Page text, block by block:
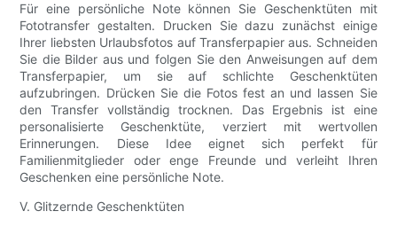
Für eine persönliche Note können Sie Geschenktüten mit
Fototransfer gestalten. Drucken Sie dazu zunächst einige
Ihrer liebsten Urlaubsfotos auf Transferpapier aus. Schneiden
Sie die Bilder aus und folgen Sie den Anweisungen auf dem
Transferpapier, um sie auf schlichte Geschenktüten
aufzubringen. Drücken Sie die Fotos fest an und lassen Sie
den Transfer vollständig trocknen. Das Ergebnis ist eine
personalisierte Geschenktüte, verziert mit wertvollen
Erinnerungen. Diese Idee eignet sich perfekt für
Familienmitglieder oder enge Freunde und verleiht Ihren
Geschenken eine persönliche Note.
V. Glitzernde Geschenktüten